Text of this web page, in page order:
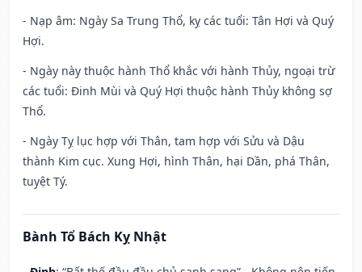
- Nạp âm: Ngày Sa Trung Thổ, kỵ các tuổi: Tân Hợi và Quý
Hợi.
- Ngày này thuộc hành Thổ khắc với hành Thủy, ngoại trừ
các tuổi: Đinh Mùi và Quý Hợi thuộc hành Thủy không sợ
Thổ.
- Ngày Tỵ lục hợp với Thân, tam hợp với Sửu và Dậu
thành Kim cục. Xung Hợi, hình Thân, hại Dần, phá Thân,
tuyệt Tý.
Bành Tổ Bách Kỵ Nhật